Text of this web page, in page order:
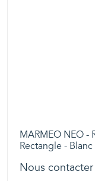
MARMEO NEO -
Rectangle -
Nous contacter